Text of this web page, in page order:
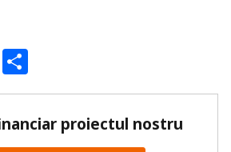
WhatsApp
proiectul nostru